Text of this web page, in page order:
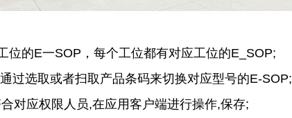
位的E一SOP，每个工位都有对应工位的E_SOP;
过选取或者扫取产品条码来切换对应型号的E-SOP;
对应权限人员,在应用客户端进行操作,保存;